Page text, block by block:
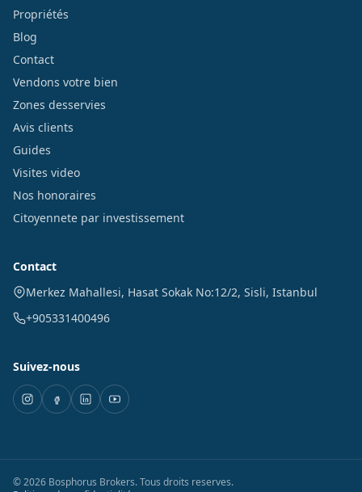
Propriétés
Blog
Contact
Vendons votre bien
Zones desservies
Avis clients
Guides
Visites video
Nos honoraires
Citoyennete par investissement
Contact
Merkez Mahallesi, Hasat Sokak No:12/2, Sisli, Istanbul
+905331400496
Suivez-nous
©2026 Bosphorus Brokers.Tous droits reserves.